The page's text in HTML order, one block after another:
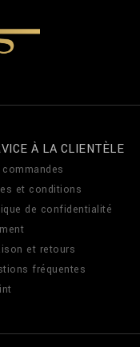
À LA CLIENTÈLE
et conditions
de confidentialité
et retours
fréquentes